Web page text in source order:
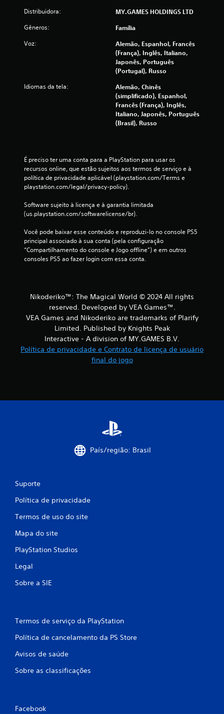
Distribuidora: MY.GAMES HOLDINGS LTD
Gêneros: Família
Voz:
Alemão, Espanhol, Francês
(França), Inglês, Italiano,
Japonês, Português
(Portugal), Russo
Idiomas da tela:
Alemão, Chinês
(simplificado), Espanhol,
Francês (França), Inglês,
Italiano, Japonês, Português
(Brasil), Russo
É preciso ter uma conta para a PlayStation para usar os
recursos online, que estão sujeitos aos termos de serviço e à
política de privacidade aplicável (playstation.com/Terms e
playstation.com/legal/privacy-policy).
Software sujeito à licença e à garantia limitada
(us.playstation.com/softwarelicense/br).
Você pode baixar esse conteúdo e reproduzi-lo no console PS5
principal associado à sua conta (pela configuração
“Compartilhamento do console e Jogo offline”) e em outros
consoles PS5 ao fazer login com essa conta.
Nikoderiko™: The Magical World © 2024 All rights
reserved. Developed by VEA Games™.
VEA Games and Nikoderiko are trademarks of Plarify
Limited. Published by Knights Peak
Interactive - A division of MY.GAMES B.V.
Política de privacidade e Contrato de licença de usuário
final do jogo
País/região: Brasil
Suporte
Política de privacidade
Termos de uso do site
Mapa do site
PlayStation Studios
Legal
Sobre a SIE
Termos de serviço da PlayStation
Política de cancelamento da PS Store
Avisos de saúde
Sobre as classificações
Facebook